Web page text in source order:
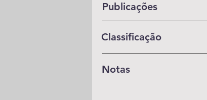
Publicações
Classificação
Notas